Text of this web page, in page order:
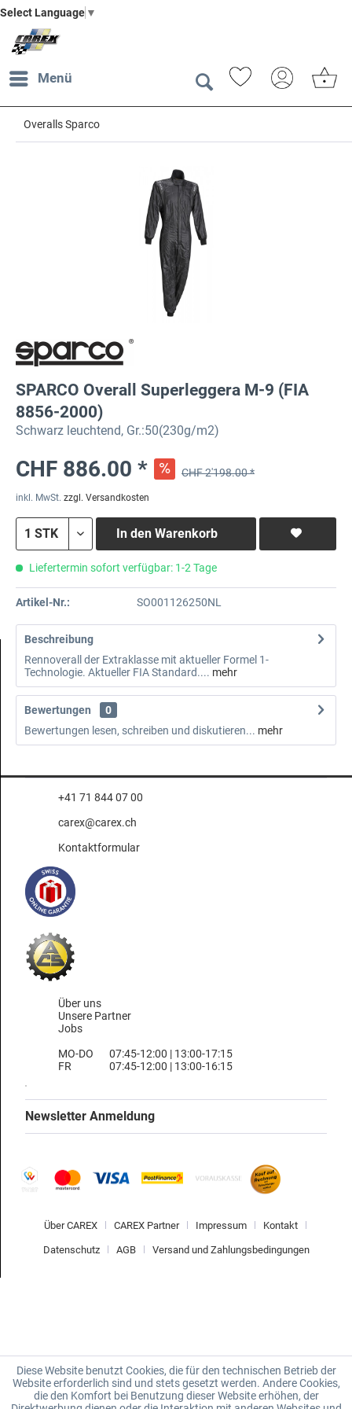
Select Language ▼
Menü
Overalls Sparco
SPARCO Overall Superleggera M-9 (FIA
8856-2000)
Schwarz leuchtend, Gr.:50(230g/m2)
CHF 886.00 * CHF 2'198.00 *
inkl. MwSt. zzgl. Versandkosten
In den Warenkorb
Liefertermin sofort verfügbar: 1-2 Tage
Artikel-Nr.: SO001126250NL
Beschreibung
Rennoverall der Extraklasse mit aktueller Formel 1-
Technologie. Aktueller FIA Standard.... mehr
Bewertungen
0
Bewertungen lesen, schreiben und diskutieren... mehr
+41 71 844 07 00
carex@carex.ch
Kontaktformular
Über uns
Unsere Partner
Jobs
MO-DO
FR
07:45-12:00 | 13:00-17:15
07:45-12:00 | 13:00-16:15
Newsletter Anmeldung
Über CAREX CAREX Partner Impressum Kontakt
Datenschutz AGB Versand und Zahlungsbedingungen
Diese Website benutzt Cookies, die für den technischen Betrieb der
Website erforderlich sind und stets gesetzt werden. Andere Cookies,
die den Komfort bei Benutzung dieser Website erhöhen, der